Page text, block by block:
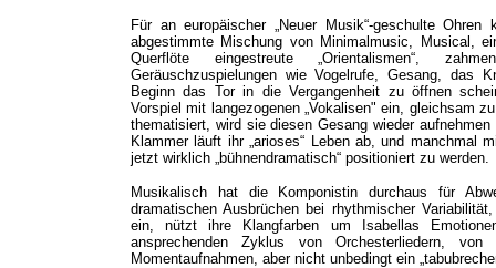
Für an europäischer „Neuer Musik“-geschulte
abgestimmte Mischung von Minimalmusic, Musical,
Querflöte eingestreute „Orientalismen“,
Geräuschzuspielungen wie Vogelrufe, Gesang, das
Beginn das Tor in die Vergangenheit zu öffnen
Vorspiel mit langezogenen „Vokalisen" ein, gleichsam
thematisiert, wird sie diesen Gesang wieder
Klammer läuft ihr „arioses“ Leben ab, und manchmal
jetzt wirklich „bühnendramatisch“ positioniert zu werden.
Musikalisch hat die Komponistin durchaus für
dramatischen Ausbrüchen bei rhythmischer
ein, nützt ihre Klangfarben um Isabellas
ansprechenden Zyklus von Orchesterliedern,
Momentaufnahmen, aber nicht unbedingt ein